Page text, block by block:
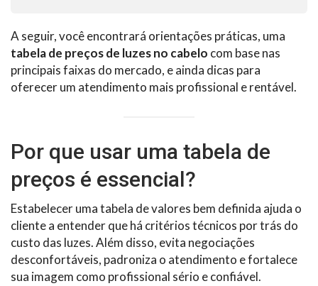
A seguir, você encontrará orientações práticas, uma
tabela de preços de luzes no cabelo com base nas
principais faixas do mercado, e ainda dicas para
oferecer um atendimento mais profissional e rentável.
Por que usar uma tabela de
preços é essencial?
Estabelecer uma tabela de valores bem definida ajuda o
cliente a entender que há critérios técnicos por trás do
custo das luzes. Além disso, evita negociações
desconfortáveis, padroniza o atendimento e fortalece
sua imagem como profissional sério e confiável.